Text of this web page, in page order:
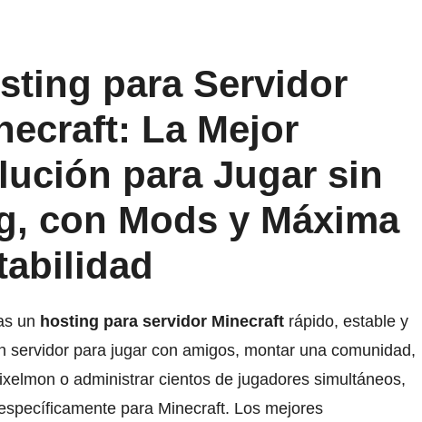
para Servidor
: La Mejor
para Jugar sin
con Mods y Máxima
un hosting para servidor Minecraft rápido, estable y
servidor para jugar con amigos, montar una comunidad,
o administrar cientos de jugadores simultáneos,
para Minecraft. Los mejores